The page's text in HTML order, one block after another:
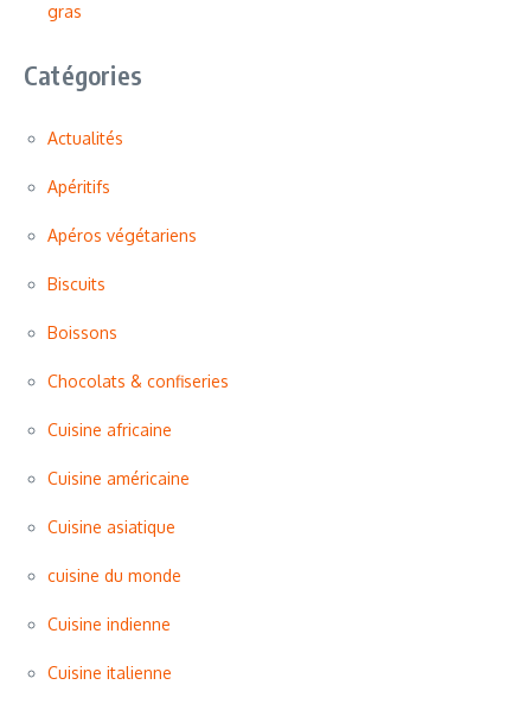
gras
Catégories
Actualités
Apéritifs
Apéros végétariens
Biscuits
Boissons
Chocolats & confiseries
Cuisine africaine
Cuisine américaine
Cuisine asiatique
cuisine du monde
Cuisine indienne
Cuisine italienne